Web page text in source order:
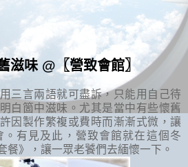
滋味 @〖營致會館〗
三言兩語就可盡訴，只能用自己待
白箇中滋味。尤其是當中有些懷舊
因製作繁複或費時而漸漸式微，讓
。有見及此，營致會館就在這個冬
餐》，讓一眾老饕們去緬懷一下。